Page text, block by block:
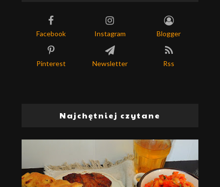
Facebook Instagram Blogger
Pinterest Newsletter Rss
Najchętniej czytane